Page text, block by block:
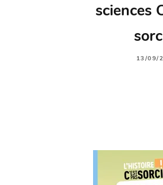
sciences
13/09/